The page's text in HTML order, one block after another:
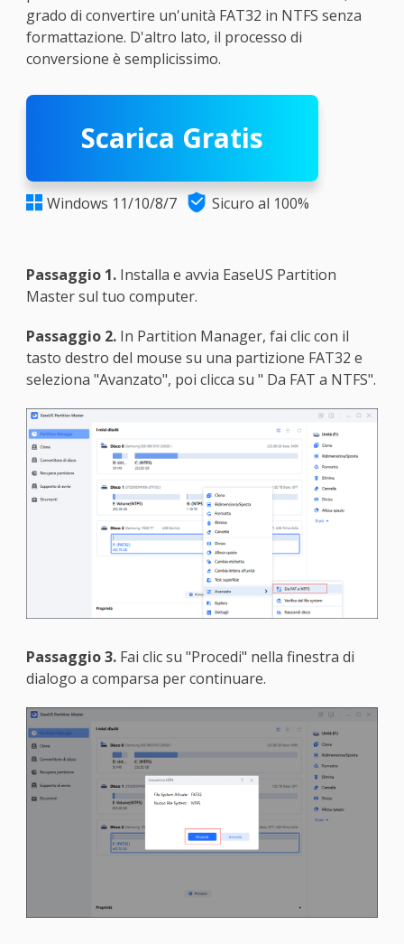
grado di convertire un'unità FAT32 in NTFS senza
formattazione. D'altro lato, il processo di
conversione è semplicissimo.
Scarica Gratis
 Windows 11/10/8/7  Sicuro al 100%
Passaggio 1.Installa e avvia EaseUS Partition
Master sul tuo computer.
Passaggio 2.In Partition Manager, fai clic con il
tasto destro del mouse su una partizione FAT32 e
seleziona "Avanzato", poi clicca su " Da FAT a NTFS".
Passaggio 3. Fai clic su "Procedi" nella finestra di
dialogo a comparsa per continuare.